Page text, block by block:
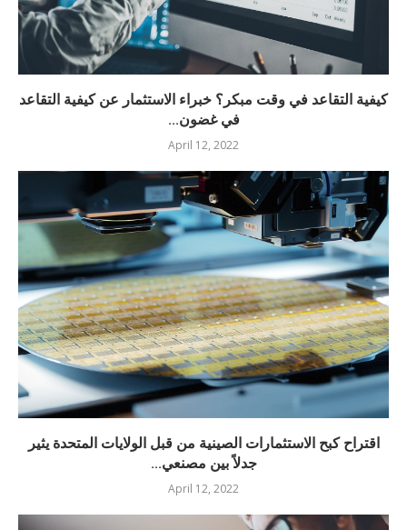
كيفية التقاعد في وقت مبكر؟ خبراء الاستثمار عن كيفية التقاعد
في غضون...
April 12, 2022
اقتراح كبح الاستثمارات الصينية من قبل الولايات المتحدة يثير
جدلاً بين مصنعي...
April 12, 2022